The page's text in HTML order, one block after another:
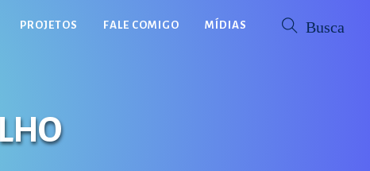
PROJETOS FALE COMIGO MÍDIAS